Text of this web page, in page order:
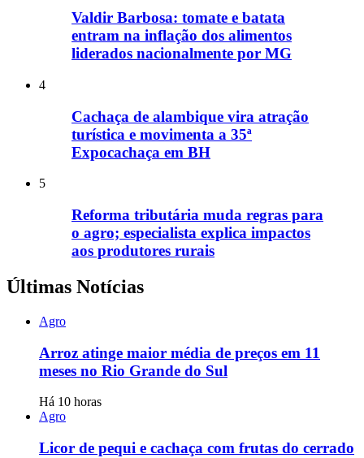
Valdir Barbosa: tomate e batata
entram na inflação dos alimentos
liderados nacionalmente por MG
4
Cachaça de alambique vira atração
turística e movimenta a 35ª
Expocachaça em BH
5
Reforma tributária muda regras para
o agro; especialista explica impactos
aos produtores rurais
Últimas Notícias
Agro
Arroz atinge maior média de preços em 11
meses no Rio Grande do Sul
Há 10 horas
Agro
Licor de pequi e cachaça com frutas do cerrado